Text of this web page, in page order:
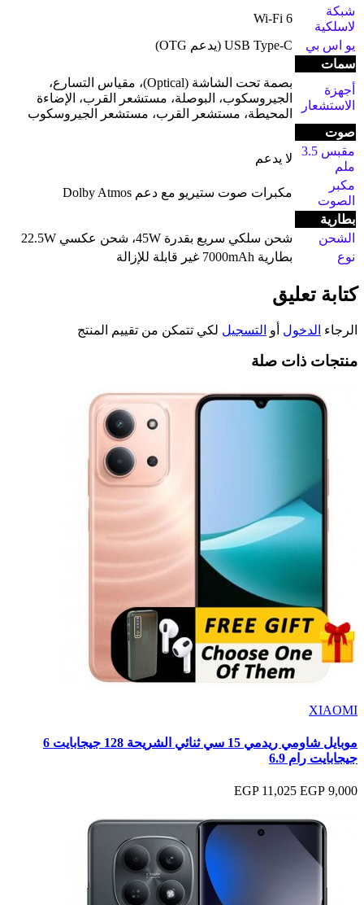
شبكة
لاسلكية
Wi-Fi 6
يو اس بي
USB Type-C (يدعم OTG)
سمات
أجهزة
الاستشعار
بصمة تحت الشاشة (Optical)، مقياس التسارع،
الجيروسكوب، البوصلة، مستشعر القرب، الإضاءة
المحيطة، مستشعر القرب، مستشعر الجيروسكوب
صوت
مقبس 3.5
ملم
لا يدعم
مكبر
الصوت
مكبرات صوت ستيريو مع دعم Dolby Atmos
بطارية
الشحن
شحن سلكي سريع بقدرة 45W، شحن عكسي 22.5W
نوع
بطارية 7000mAh غير قابلة للإزالة
كتابة تعليق
الرجاء الدخول أو التسجيل لكي تتمكن من تقييم المنتج
منتجات ذات صلة
XIAOMI
موبايل شاومي ريدمي 15 سي ثنائي الشريحة 128 جيجابايت 6
جيجابايت رام 6.9
9,000 EGP
11,025 EGP